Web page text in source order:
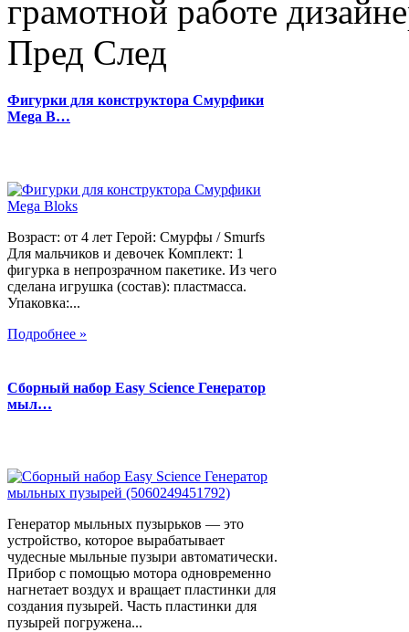
грамотной работе
Пред След
Фигурки для конструктора Смурфики
Mega B…
Возраст: от 4 лет Герой: Смурфы / Smurfs
Для мальчиков и девочек Комплект: 1
фигурка в непрозрачном пакетике. Из чего
сделана игрушка (состав): пластмасса.
Упаковка:...
Подробнее »
Сборный набор Easy Science Генератор
мыл…
Генератор мыльных пузырьков — это
устройство, которое вырабатывает
чудесные мыльные пузыри автоматически.
Прибор с помощью мотора одновременно
нагнетает воздух и вращает пластинки для
создания пузырей. Часть пластинки для
пузырей погружена...